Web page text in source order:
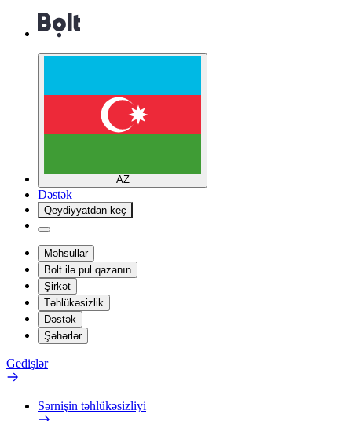
AZ
Dəstək
Qeydiyyatdan keç
Məhsullar
Bolt ilə pul qazanın
Şirkət
Təhlükəsizlik
Dəstək
Şəhərlər
Gedişlər
Sərnişin təhlükəsizliyi